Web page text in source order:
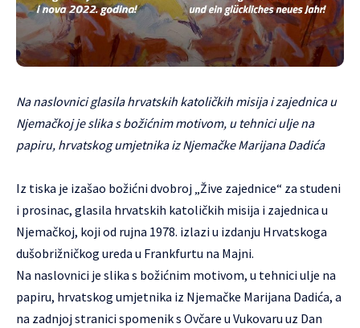
Na naslovnici glasila hrvatskih katoličkih misija i zajednica u
Njemačkoj je slika s božićnim motivom, u tehnici ulje na
papiru, hrvatskog umjetnika iz Njemačke Marijana Dadića
Iz tiska je izašao božićni dvobroj „Žive zajednice“ za studeni
i prosinac, glasila hrvatskih katoličkih misija i zajednica u
Njemačkoj, koji od rujna 1978. izlazi u izdanju Hrvatskoga
dušobrižničkog ureda u Frankfurtu na Majni.
Na naslovnici je slika s božićnim motivom, u tehnici ulje na
papiru, hrvatskog umjetnika iz Njemačke Marijana Dadića, a
na zadnjoj stranici spomenik s Ovčare u Vukovaru uz Dan